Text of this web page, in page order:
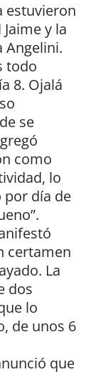
estuvieron
y la
Angelini.
todo
8. Ojalá
se
como
lo
por día de
certamen
La
dos
lo
de unos 6
que